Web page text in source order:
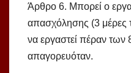
Άρθρο 6. Μπορεί ο
απασχόλησης (3 μέρες
να εργαστεί πέραν
απαγορευόταν.